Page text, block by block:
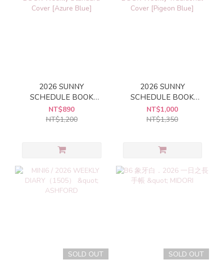
2026 SUNNY
SCHEDULE BOOK
Weekly Standard Cover
[Azure Blue]
NT$890
NT$1,200
2026 SUNNY
SCHEDULE BOOK
Weekly Traditional
Cover [Pigeon Blue]
NT$1,000
NT$1,350
SOLD OUT SOLD OUT